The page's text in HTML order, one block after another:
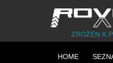
ZROZEN K
HOME